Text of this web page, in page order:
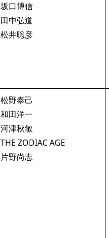
坂口博信
田中弘道
松井聡彦
松野泰己
和田洋一
河津秋敏
THE ZODIAC AGE
片野尚志